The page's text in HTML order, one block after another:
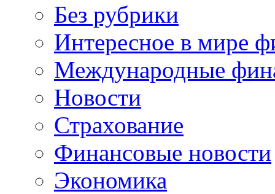
Без рубрики
Интересное в мире
Международные
Новости
Страхование
Финансовые новости
Экономика